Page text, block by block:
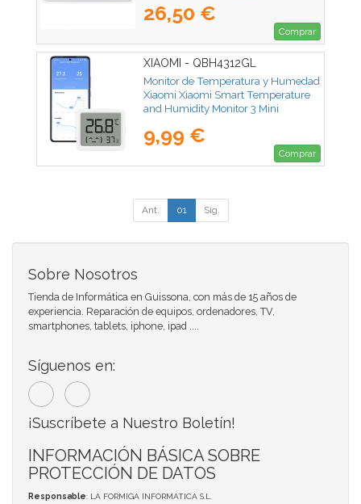
26,50 €
Comprar
XIAOMI - QBH4312GL
Monitor de Temperatura y Humedad
Xiaomi Xiaomi Smart Temperature
and Humidity Monitor 3 Mini
9,99 €
Comprar
Ant. 01 Sig.
Sobre Nosotros
Tienda de Informática en Guissona, con más de 15 años de
experiencia. Reparación de equipos, ordenadores, TV,
smartphones, tablets, iphone, ipad ....
Síguenos en:
¡Suscríbete a Nuestro Boletín!
INFORMACIÓN BÁSICA SOBRE
PROTECCIÓN DE DATOS
Responsable: LA FORMIGA INFORMATICA S.L.